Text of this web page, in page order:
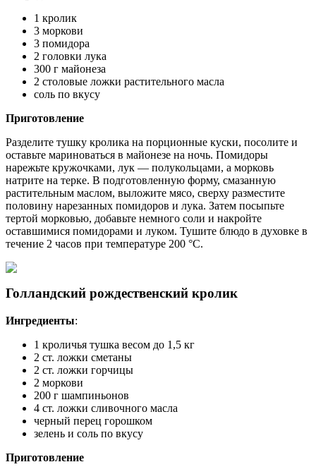
1 кролик
3 моркови
3 помидора
2 головки лука
300 г майонеза
2 столовые ложки растительного масла
соль по вкусу
Приготовление
Разделите тушку кролика на порционные куски, посолите и
оставьте мариноваться в майонезе на ночь. Помидоры
нарежьте кружочками, лук — полукольцами, а морковь
натрите на терке. В подготовленную форму, смазанную
растительным маслом, выложите мясо, сверху разместите
половину нарезанных помидоров и лука. Затем посыпьте
тертой морковью, добавьте немного соли и накройте
оставшимися помидорами и луком. Тушите блюдо в духовке в
течение 2 часов при температуре 200 °C.
Голландский рождественский кролик
Ингредиенты:
1 кроличья тушка весом до 1,5 кг
2 ст. ложки сметаны
2 ст. ложки горчицы
2 моркови
200 г шампиньонов
4 ст. ложки сливочного масла
черный перец горошком
зелень и соль по вкусу
Приготовление